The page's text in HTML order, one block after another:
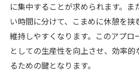
に集中することが求められます。ま
い時間に分けて、こまめに休憩を挟
維持しやすくなります。このアプロ
としての生産性を向上させ、効率
るための鍵となります。